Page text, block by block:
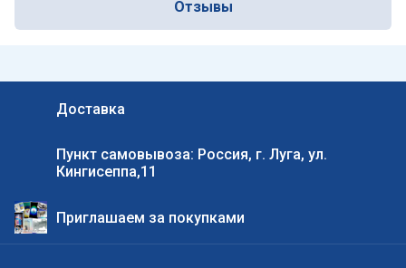
Отзывы
Доставка
Пункт самовывоза: Россия, г. Луга, ул.
Кингисеппа,11
Приглашаем за покупками